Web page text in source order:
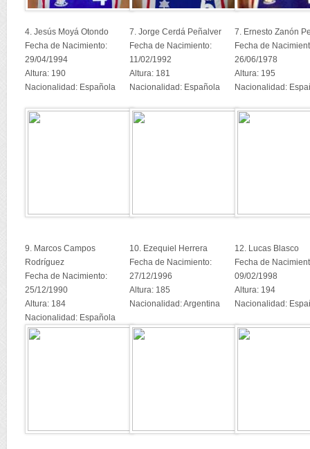
4. Jesús Moyá Otondo
Fecha de Nacimiento:
29/04/1994
Altura: 190
Nacionalidad: Española
7. Jorge Cerdá Peñalver
Fecha de Nacimiento:
11/02/1992
Altura: 181
Nacionalidad: Española
7. Ernesto Zanón
Fecha de
26/06/1978
Altura: 195
Nacionalidad:
9. Marcos Campos
Rodríguez
Fecha de Nacimiento:
25/12/1990
Altura: 184
Nacionalidad: Española
10. Ezequiel Herrera
Fecha de Nacimiento:
27/12/1996
Altura: 185
Nacionalidad: Argentina
12. Lucas Blasco
Fecha de
09/02/1998
Altura: 194
Nacionalidad: